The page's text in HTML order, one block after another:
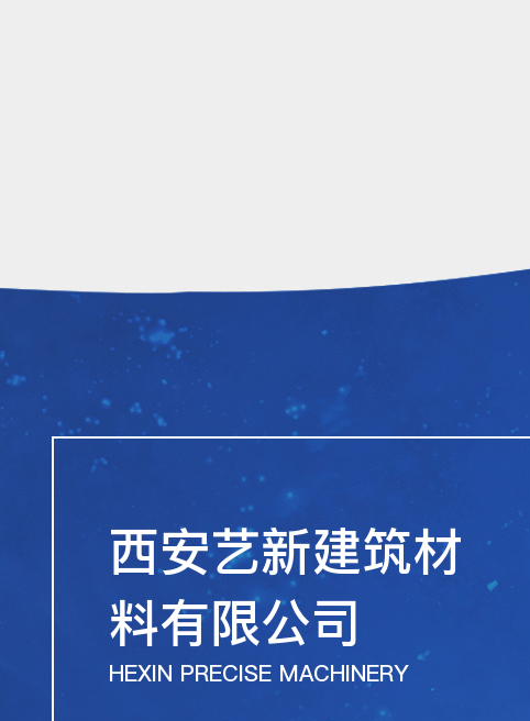
西安艺新建筑材
料有限公司
HEXIN PRECISE MACHINERY